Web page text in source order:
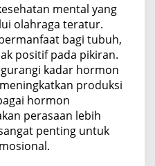
mental yang
olahraga teratur.
bagi tubuh,
positif pada pikiran.
kadar hormon
produksi
hormon
perasaan lebih
penting untuk